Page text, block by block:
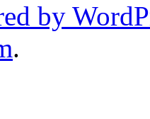
by
.